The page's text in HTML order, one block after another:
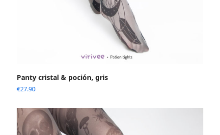
Panty cristal & poción, gris
€27.90